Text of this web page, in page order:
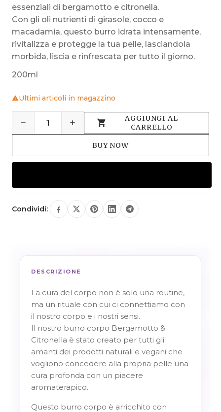
essenziali di bergamotto e citronella.
Con gli oli nutrienti di girasole, cocco e
macadamia, questo burro idrata intensamente,
rivitalizza e protegge la tua pelle, lasciandola
morbida, liscia e rinfrescata per tutto il giorno.
200ml
Ultimi articoli in magazzino
AGGIUNGI AL
CARRELLO
BUY NOW
Condividi:
DESCRIZIONE
La cura del corpo non è solo una routine,
ma un rituale con cui ci connettiamo con
il nostro corpo e i nostri sensi.
Il nostro burro corpo Bergamotto &
Citronella è stato creato per tutti gli
amanti dei prodotti naturali e vegani che
vogliono concedere alla propria pelle una
cura profonda con un piacere
aromaterapico.
Questo burro corpo è arricchito con